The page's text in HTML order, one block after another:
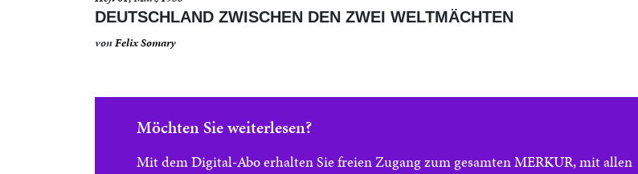
DEUTSCHLAND ZWISCHEN DEN ZWEI WELTMÄCHTEN
vonFelix Somary
Möchten Sie weiterlesen?
Mit dem Digital-Abo erhalten Sie freien Zugang zum gesamten MERKUR, mit allen